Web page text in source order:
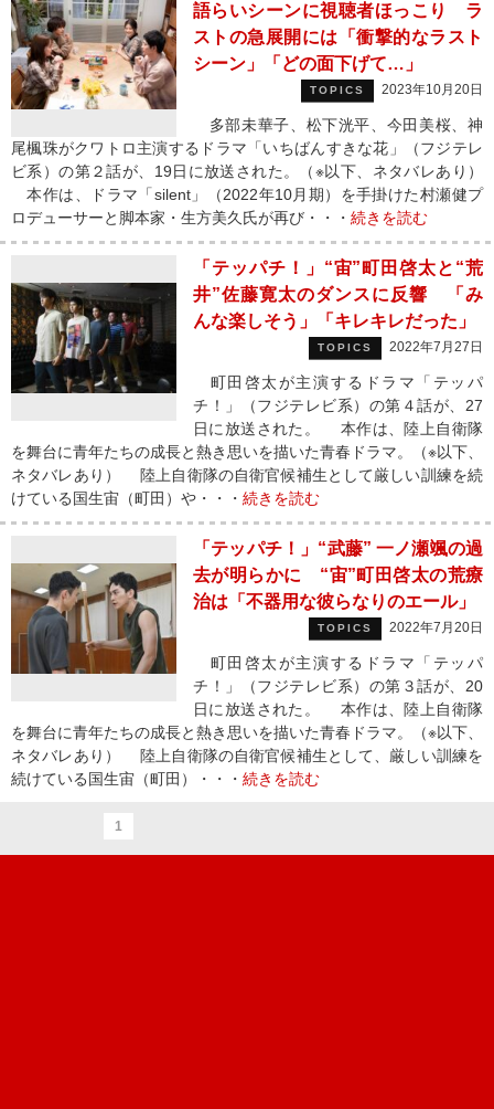
語らいシーンに視聴者ほっこり ラ
ストの急展開には「衝撃的なラスト
シーン」「どの面下げて…」
TOPICS 2023年10月20日
多部未華子、松下洸平、今田美桜、神
尾楓珠がクワトロ主演するドラマ「いちばんすきな花」（フジテレ
ビ系）の第２話が、19日に放送された。（※以下、ネタバレあり）
本作は、ドラマ「silent」（2022年10月期）を手掛けた村瀬健プ
ロデューサーと脚本家・生方美久氏が再び・・・ 続きを読む
「テッパチ！」“宙”町田啓太と“荒
井”佐藤寛太のダンスに反響 「み
んな楽しそう」「キレキレだった」
TOPICS 2022年7月27日
町田啓太が主演するドラマ「テッパ
チ！」（フジテレビ系）の第４話が、27
日に放送された。 本作は、陸上自衛隊
を舞台に青年たちの成長と熱き思いを描いた青春ドラマ。（※以下、
ネタバレあり） 陸上自衛隊の自衛官候補生として厳しい訓練を続
けている国生宙（町田）や・・・ 続きを読む
「テッパチ！」“武藤” 一ノ瀬颯の過
去が明らかに “宙”町田啓太の荒療
治は「不器用な彼らなりのエール」
TOPICS 2022年7月20日
町田啓太が主演するドラマ「テッパ
チ！」（フジテレビ系）の第３話が、20
日に放送された。 本作は、陸上自衛隊
を舞台に青年たちの成長と熱き思いを描いた青春ドラマ。（※以下、
ネタバレあり） 陸上自衛隊の自衛官候補生として、厳しい訓練を
続けている国生宙（町田）・・・ 続きを読む
1